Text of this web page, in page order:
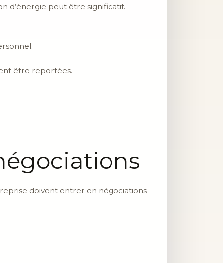
d’énergie peut être significatif.
être reportées.
doivent entrer en négociations